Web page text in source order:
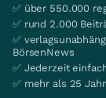
✅ über 550.000
✅ rund 2.000
✅
BörsenNews
✅ Jederzeit
✅ mehr als 25